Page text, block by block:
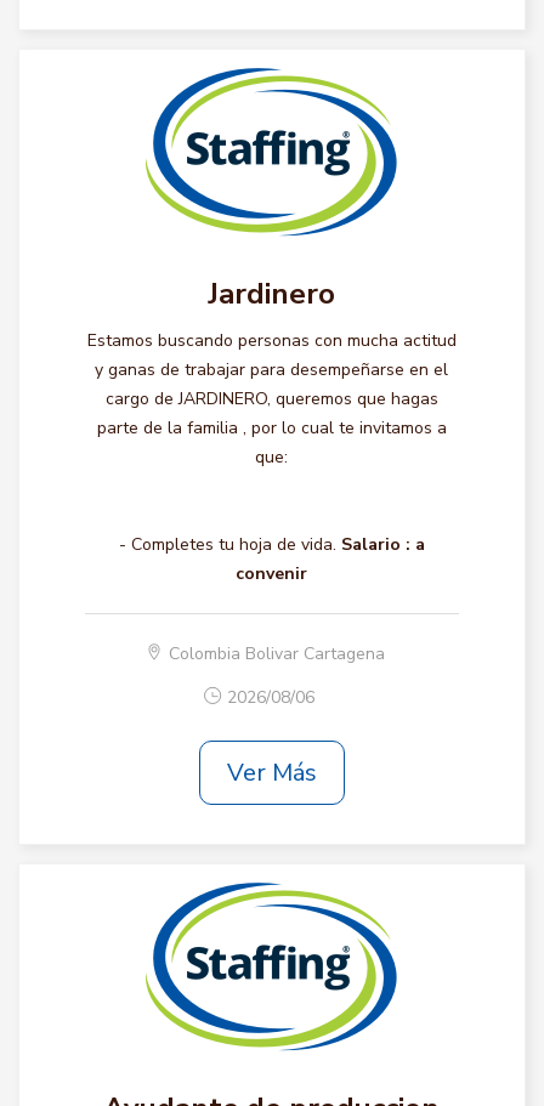
Jardinero
Estamos buscando personas con mucha actitud
y ganas de trabajar para desempeñarse en el
cargo de JARDINERO, queremos que hagas
parte de la familia , por lo cual te invitamos a
que:
- Completes tu hoja de vida. Salario : a
convenir
Colombia Bolivar Cartagena
2026/08/06
Ver Más